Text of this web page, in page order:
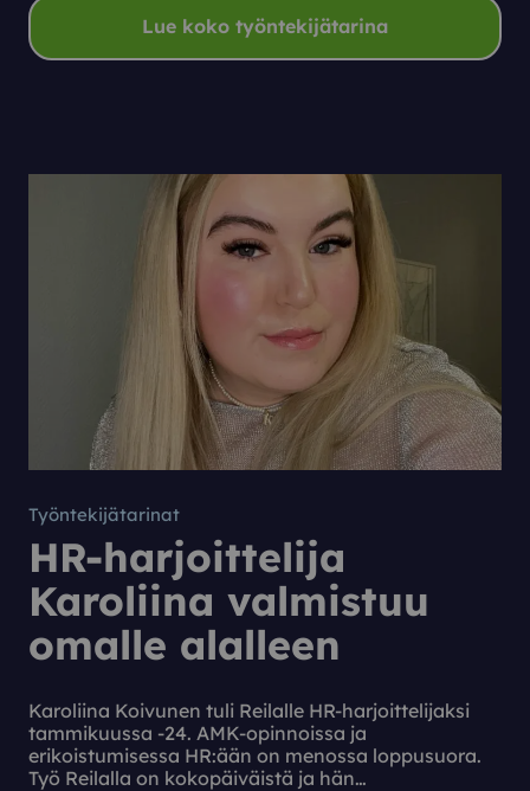
Lue koko työntekijätarina
Työntekijätarinat
HR-harjoittelija
Karoliina valmistuu
omalle alalleen
Karoliina Koivunen tuli Reilalle HR-harjoittelijaksi
tammikuussa -24. AMK-opinnoissa ja
erikoistumisessa HR:ään on menossa loppusuora.
Työ Reilalla on kokopäiväistä ja hän…